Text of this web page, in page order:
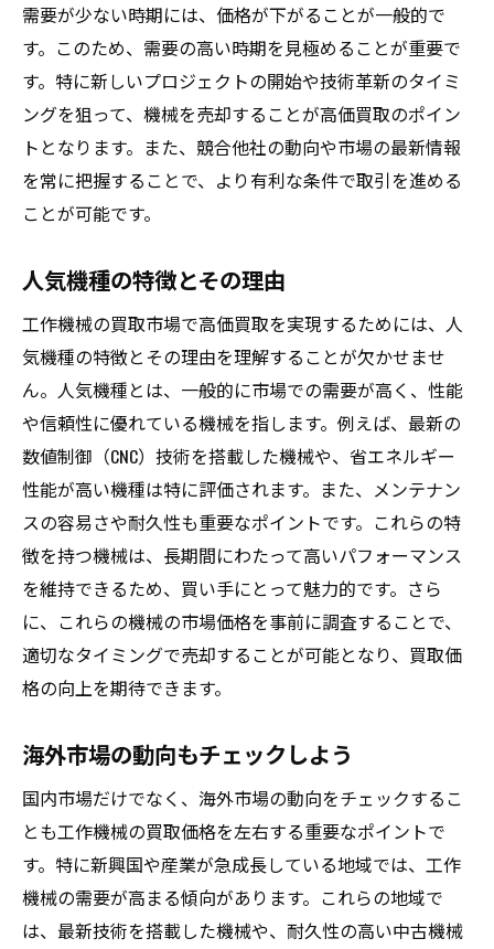
需要が少ない時期には、価格が下がることが一般的で
す。このため、需要の高い時期を見極めることが重要で
す。特に新しいプロジェクトの開始や技術革新のタイミ
ングを狙って、機械を売却することが高価買取のポイン
トとなります。また、競合他社の動向や市場の最新情報
を常に把握することで、より有利な条件で取引を進める
ことが可能です。
人気機種の特徴とその理由
工作機械の買取市場で高価買取を実現するためには、人
気機種の特徴とその理由を理解することが欠かせませ
ん。人気機種とは、一般的に市場での需要が高く、性能
や信頼性に優れている機械を指します。例えば、最新の
数値制御（CNC）技術を搭載した機械や、省エネルギー
性能が高い機種は特に評価されます。また、メンテナン
スの容易さや耐久性も重要なポイントです。これらの特
徴を持つ機械は、長期間にわたって高いパフォーマンス
を維持できるため、買い手にとって魅力的です。さら
に、これらの機械の市場価格を事前に調査することで、
適切なタイミングで売却することが可能となり、買取価
格の向上を期待できます。
海外市場の動向もチェックしよう
国内市場だけでなく、海外市場の動向をチェックするこ
とも工作機械の買取価格を左右する重要なポイントで
す。特に新興国や産業が急成長している地域では、工作
機械の需要が高まる傾向があります。これらの地域で
は、最新技術を搭載した機械や、耐久性の高い中古機械